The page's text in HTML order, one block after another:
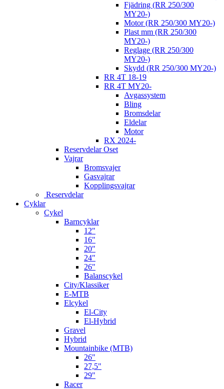
Fjädring (RR 250/300
MY20-)
Motor (RR 250/300 MY20-)
Plast mm (RR 250/300
MY20-)
Reglage (RR 250/300
MY20-)
Skydd (RR 250/300 MY20-)
RR 4T 18-19
RR 4T MY20-
Avgassystem
Bling
Bromsdelar
Eldelar
Motor
RX 2024-
Reservdelar Oset
Vajrar
Bromsvajer
Gasvajrar
Kopplingsvajrar
Reservdelar
Cyklar
Cykel
Barncyklar
12"
16"
20"
24"
26"
Balanscykel
City/Klassiker
E-MTB
Elcykel
El-City
El-Hybrid
Gravel
Hybrid
Mountainbike (MTB)
26"
27,5"
29"
Racer